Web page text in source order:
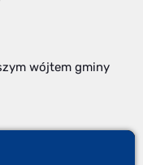
wójtem gminy